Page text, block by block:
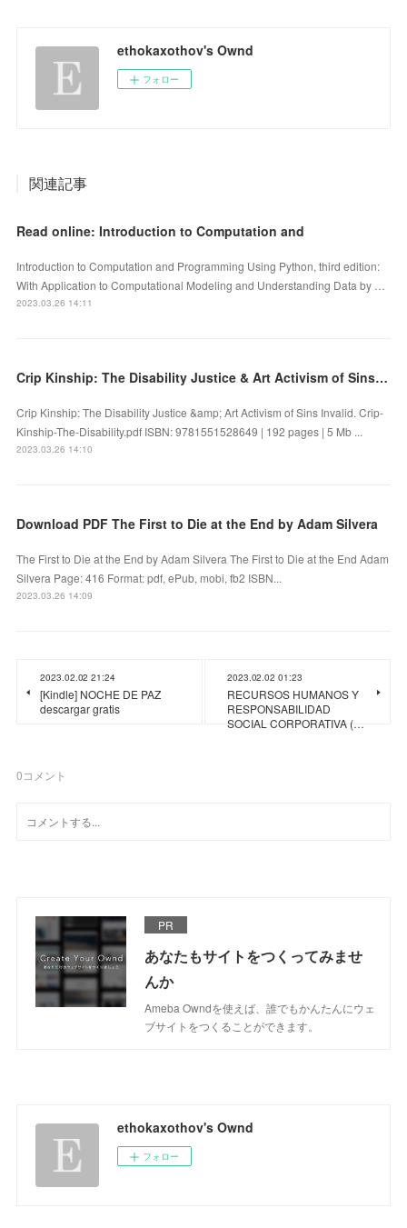
ethokaxothov's Ownd
フォロー
関連記事
Read online: Introduction to Computation and
Introduction to Computation and Programming Using Python, third edition:
With Application to Computational Modeling and Understanding Data by …
2023.03.26 14:11
Crip Kinship: The Disability Justice & Art Activism of Sins Invalid by on Iphone New Format
Crip Kinship: The Disability Justice &amp; Art Activism of Sins Invalid. Crip-
Kinship-The-Disability.pdf ISBN: 9781551528649 | 192 pages | 5 Mb ...
2023.03.26 14:10
Download PDF The First to Die at the End by Adam Silvera
The First to Die at the End by Adam Silvera The First to Die at the End Adam
Silvera Page: 416 Format: pdf, ePub, mobi, fb2 ISBN...
2023.03.26 14:09
2023.02.02 21:24
[Kindle] NOCHE DE PAZ
descargar gratis
2023.02.02 01:23
RECURSOS HUMANOS Y
RESPONSABILIDAD
SOCIAL CORPORATIVA (…
0コメント
PR
あなたもサイトをつくってみませ
んか
Ameba Owndを使えば、誰でもかんたんにウェ
ブサイトをつくることができます。
ethokaxothov's Ownd
フォロー